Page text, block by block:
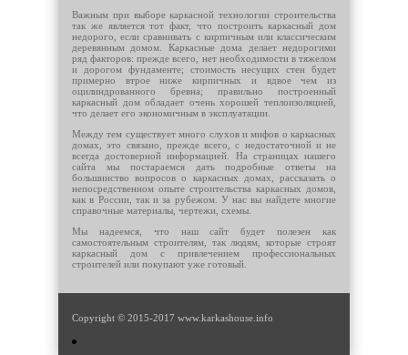
Важным при выборе каркасной технологии строительства
так же является тот факт, что построить каркасный дом
недорого, если сравнивать с кирпичным или классическим
деревянным домом. Каркасные дома делает недорогими
ряд факторов: прежде всего, нет необходимости в тяжелом
и дорогом фундаменте; стоимость несущих стен будет
примерно втрое ниже кирпичных и вдвое чем из
оцилиндрованного бревна; правильно построенный
каркасный дом обладает очень хорошей теплоизоляцией,
что делает его экономичным в эксплуатации.
Между тем существует много слухов и мифов о каркасных
домах, это связано, прежде всего, с недостаточной и не
всегда достоверной информацией. На страницах нашего
сайта мы постараемся дать подробные ответы на
большинство вопросов о каркасных домах, рассказать о
непосредственном опыте строительства каркасных домов,
как в России, так и за рубежом. У нас вы найдете многие
справочные материалы, чертежи, схемы.
Мы надеемся, что наш сайт будет полезен как
самостоятельным строителям, так людям, которые строят
каркасный дом с привлечением профессиональных
строителей или покупают уже готовый.
Copyright © 2015-2017 www.karkashouse.info